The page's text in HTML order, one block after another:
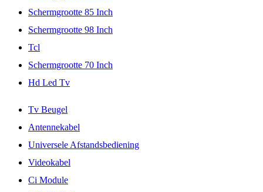
Schermgrootte 85 Inch
Schermgrootte 98 Inch
Tcl
Schermgrootte 70 Inch
Hd Led Tv
Tv Beugel
Antennekabel
Universele Afstandsbediening
Videokabel
Ci Module